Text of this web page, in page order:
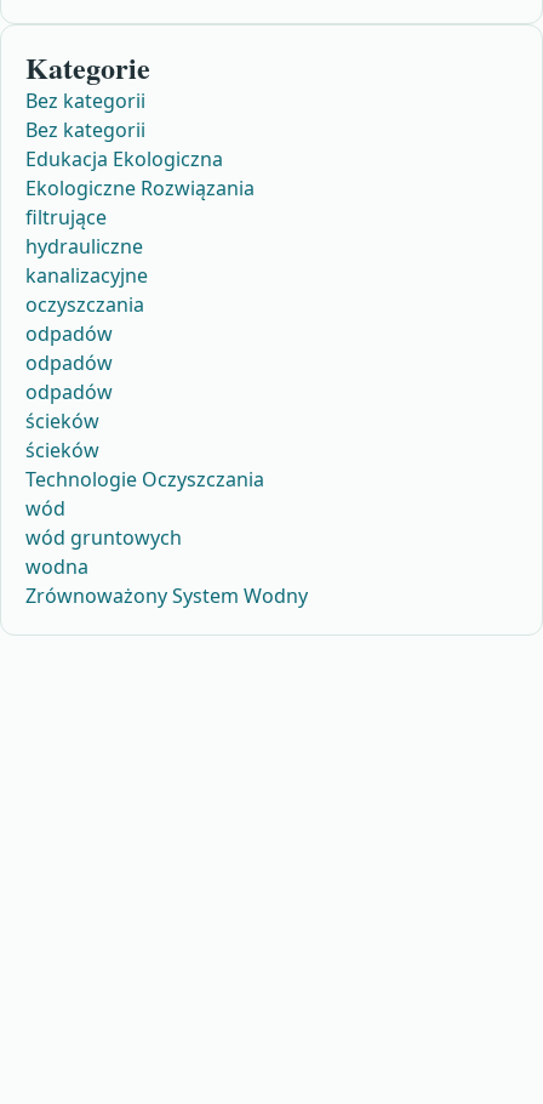
Kategorie
Bez kategorii
Bez kategorii
Edukacja Ekologiczna
Ekologiczne Rozwiązania
filtrujące
hydrauliczne
kanalizacyjne
oczyszczania
odpadów
odpadów
odpadów
ścieków
ścieków
Technologie Oczyszczania
wód
wód gruntowych
wodna
Zrównoważony System Wodny